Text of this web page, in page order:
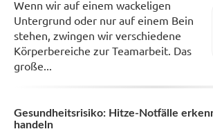
Wenn wir auf einem wackeligen
Untergrund oder nur auf einem Bein
stehen, zwingen wir verschiedene
Körperbereiche zur Teamarbeit. Das
große...
Gesundheitsrisiko: Hitze-Notfälle
handeln